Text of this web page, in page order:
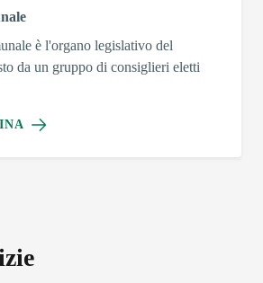
è l'organo legislativo del
da un gruppo di consiglieri eletti